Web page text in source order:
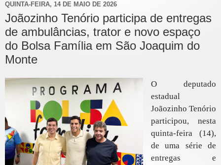
QUINTA-FEIRA, 14 DE MAIO DE 2026
Joãozinho Tenório participa de entregas
de ambulâncias, trator e novo espaço
do Bolsa Família em São Joaquim do
Monte
O deputado
estadual
Joãozinho Tenório
participou, nesta
quinta-feira (14),
de uma série de
entregas e